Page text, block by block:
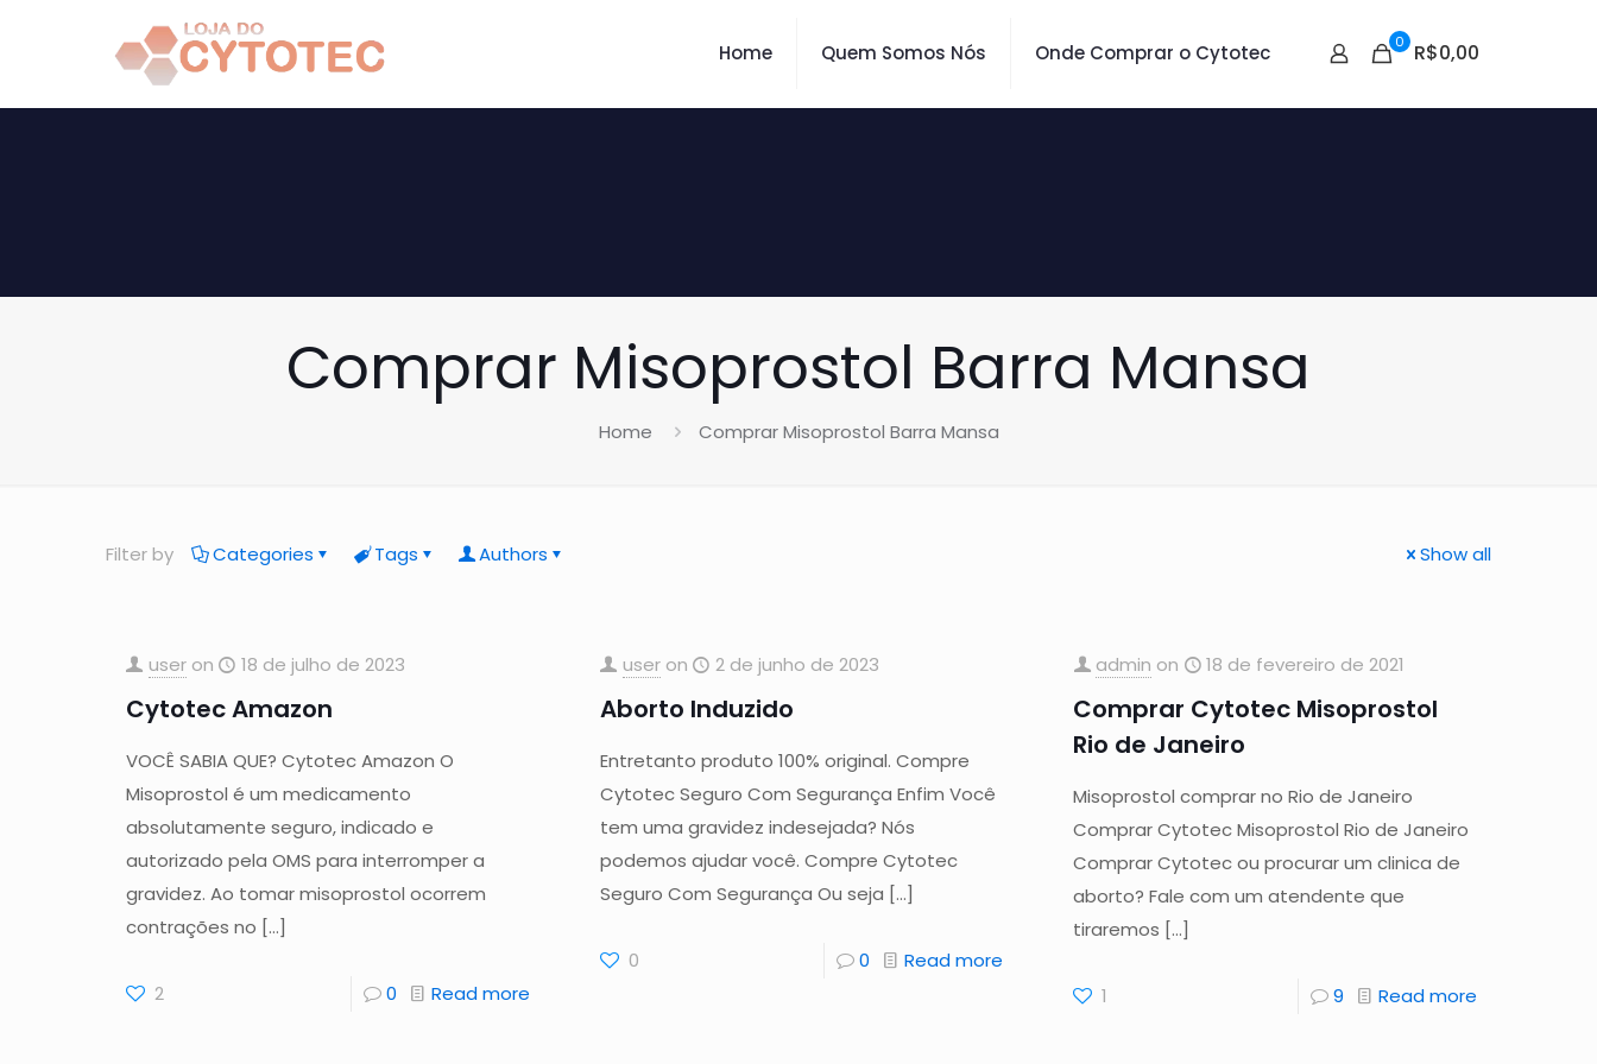
Home Quem Somos Nós Onde Comprar o Cytotec 0 R$0,00
Comprar Misoprostol Barra Mansa
Home Comprar Misoprostol Barra Mansa
Filter by Categories Tags Authors Show all
user on 18 de julho de 2023
Cytotec Amazon
VOCÊ SABIA QUE? Cytotec Amazon O
Misoprostol é um medicamento
absolutamente seguro, indicado e
autorizado pela OMS para interromper a
gravidez. Ao tomar misoprostol ocorrem
contrações no […]
2 0 Read more
user on 2 de junho de 2023
Aborto Induzido
Entretanto produto 100% original. Compre
Cytotec Seguro Com Segurança Enfim Você
tem uma gravidez indesejada? Nós
podemos ajudar você. Compre Cytotec
Seguro Com Segurança Ou seja […]
0 0 Read more
admin on 18 de fevereiro de 2021
Comprar Cytotec Misoprostol
Rio de Janeiro
Misoprostol comprar no Rio de Janeiro
Comprar Cytotec Misoprostol Rio de Janeiro
Comprar Cytotec ou procurar um clinica de
aborto? Fale com um atendente que
tiraremos […]
1 9 Read more